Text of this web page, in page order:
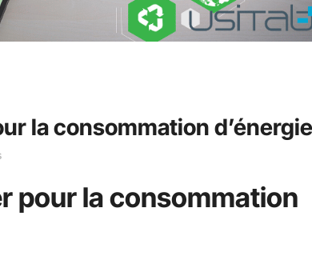
la consommation d’énergie
pour la consommation